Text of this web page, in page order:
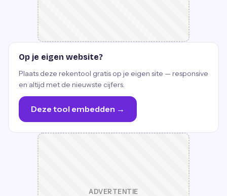
Op je eigen website?
Plaats deze rekentool gratis op je eigen site — responsive
en altijd met de nieuwste cijfers.
Deze tool embedden →
ADVERTENTIE